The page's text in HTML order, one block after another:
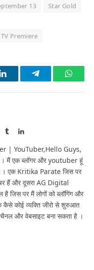
13
Star Gold
Premiere
LinkedInTelegram
TumblrLinkedIn
| YouTuber,Hello Guys,
मैं एक ब्लॉगर और youtuber हूं
। एक Kritika Parate जिस पर
हैं और दूसरा AG Digital
जिस पर मैं लोगों को ब्लॉगिंग और
कैसे कोई व्यक्ति जीरो से शुरुआत
और वेबसाइट बना सकता है ।